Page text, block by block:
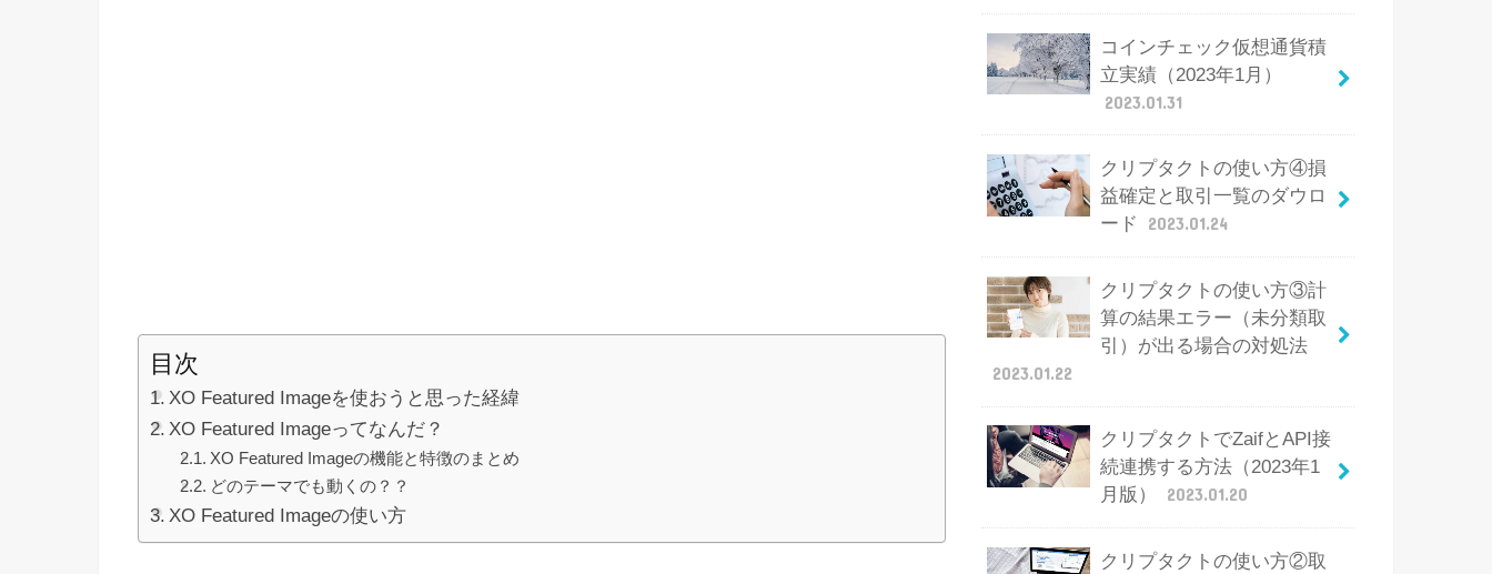
目次
XO Featured Imageを使おうと思った経緯
XO Featured Imageってなんだ？
XO Featured Imageの機能と特徴のまとめ
どのテーマでも動くの？？
XO Featured Imageの使い方
コインチェック仮想通貨積
立実績（2023年1月）
2023.01.31
クリプタクトの使い方④損
益確定と取引一覧のダウロ
ード
2023.01.24
クリプタクトの使い方③計
算の結果エラー（未分類取
引）が出る場合の対処法
2023.01.22
クリプタクトでZaifとAPI接
続連携する方法（2023年1
月版）
2023.01.20
クリプタクトの使い方②取